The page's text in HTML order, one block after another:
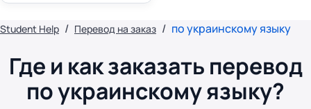
Student Help Перевод на заказ по украинскому языку
Где и как заказать перевод
по украинскому языку?